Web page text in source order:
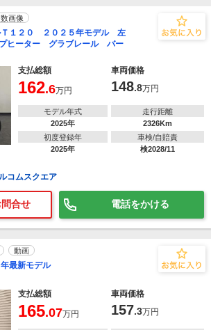
画像
Ｔ１２０ ２０２５年モデル 左
ヒーター グラブレール バー
支払総額
車両価格
162.6万円 148.8万円
モデル年式
2025年
走行距離
2326Km
初度登録年
2025年
車検/自賠責
検2028/11
コムスクエア
合せ 電話をかける
動画
最新モデル
支払総額 車両価格
165.07万円 157.3万円